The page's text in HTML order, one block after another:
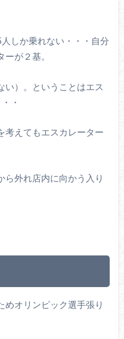
しか乗れない・・・自分
が２基。
い）。ということはエス
・
考えてもエスカレーター
ら外れ店内に向かう入り
めオリンピック選手張り